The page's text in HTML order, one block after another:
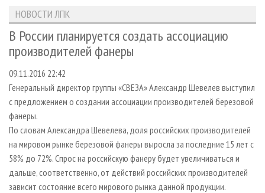
ЛЕСОЗАГОТОВКА
ЛЕСОПИЛЕНИЕ
СУШКА ДРЕВЕСИНЫ
ПРОИЗВОДСТВО ДРЕВЕСНЫХ ПЛИТ
ДЕРЕВЯННОЕ ДОМОСТРОЕНИЕ
ПРОИЗВОДСТВО МЕБЕЛИ
БИОЭНЕРГЕТИКА
ЦБП
НОВОСТИ ЛПК
НОВОСТИ ЖУРНАЛА
ПРОЕКТЫ ЛПИ
АНАЛИТИКА
ПРЕДПРИЯТИЯ ЛПК
ПЕРСОНЫ
МОБИЛЬНЫЕ ВЫСТАВКИ
ОФИЦИАЛЬНЫЕ ДЕЛЕГАЦИИ
ПРИОРИТЕТНЫЕ ИНВЕСТПРОЕКТЫ
RUSSIAN FORESTRY REVIEW
ГАЗЕТА ЛЕСПРОМФОРУМ
АРХИВ
АРХИВ ЖУРНАЛОВ
СТАТЬИ
О ЖУРНАЛЕ
ПОДПИСКА
КОНТАКТЫ
РЕКЛАМОДАТЕЛЯМ
РЕКЛАМА
РЕКЛАМА НА САЙТЕ
НОВОСТИ ЛПК
В России планируется создать ассоциацию
производителей фанеры
09.11.2016 22:42
Генеральный директор группы «СВЕЗА» Александр Шевелев выступил
с предложением о создании ассоциации производителей березовой
фанеры.
По словам Александра Шевелева, доля российских производителей
на мировом рынке березовой фанеры выросла за последние 15 лет с
58% до 72%. Спрос на российскую фанеру будет увеличиваться и
дальше, соответственно, от действий российских производителей
зависит состояние всего мирового рынка данной продукции.